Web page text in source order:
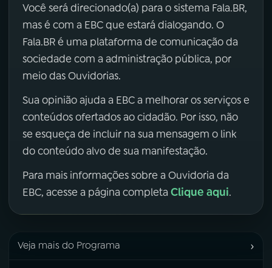
Você será direcionado(a) para o sistema Fala.BR,
mas é com a EBC que estará dialogando. O
Fala.BR é uma plataforma de comunicação da
sociedade com a administração pública, por
meio das Ouvidorias.
Sua opinião ajuda a EBC a melhorar os serviços e
conteúdos ofertados ao cidadão. Por isso, não
se esqueça de incluir na sua mensagem o link
do conteúdo alvo de sua manifestação.
Para mais informações sobre a Ouvidoria da
EBC, acesse a página completa Clique aqui.
Veja mais do Programa ›